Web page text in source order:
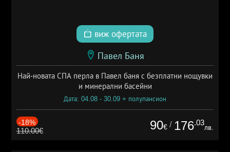
виж офертата
Павел Баня
Най-новата СПА перла в Павел баня с безплатни нощувки
и минерални басейни
Дата: 04.08 - 30.09 + полупансион
-18%
110.00€ 90€ / 176.03
лв.